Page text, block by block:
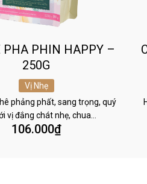
PHA PHIN HAPPY –
250G
Vị Nhẹ
phảng phất, sang trọng, quý
vị đắng chát nhẹ, chua…
106.000₫